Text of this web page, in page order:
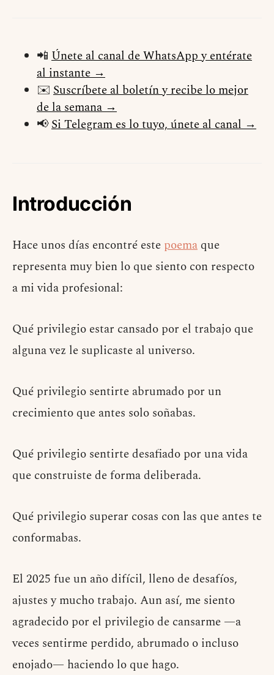
📲 Únete al canal de WhatsApp y entérate
al instante →
✉️ Suscríbete al boletín y recibe lo mejor
de la semana →
📢Si Telegram es lo tuyo, únete al canal →
Introducción
Hace unos días encontré este poema que
representa muy bien lo que siento con respecto
a mi vida profesional:
Qué privilegio estar cansado por el trabajo que
alguna vez le suplicaste al universo.
Qué privilegio sentirte abrumado por un
crecimiento que antes solo soñabas.
Qué privilegio sentirte desafiado por una vida
que construiste de forma deliberada.
Qué privilegio superar cosas con las que antes te
conformabas.
El 2025 fue un año difícil, lleno de desafíos,
ajustes y mucho trabajo. Aun así, me siento
agradecido por el privilegio de cansarme —a
veces sentirme perdido, abrumado o incluso
enojado— haciendo lo que hago.